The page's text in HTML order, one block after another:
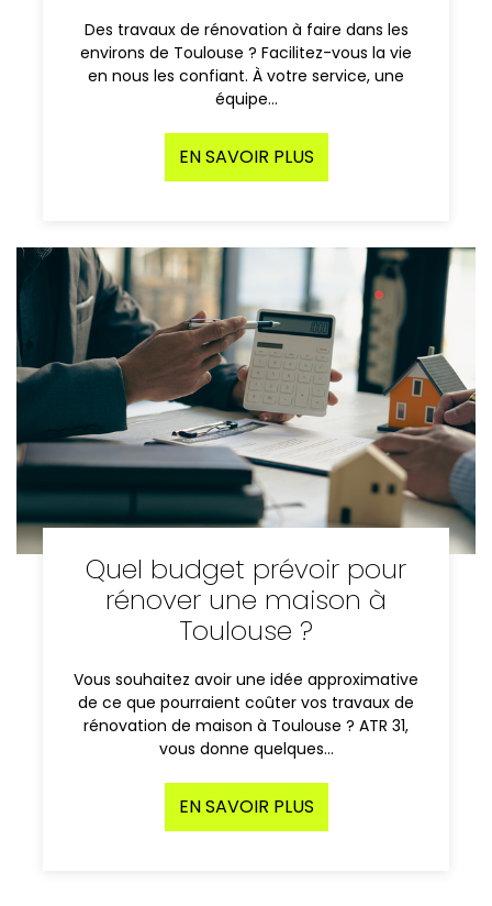
Des travaux de rénovation à faire dans les
environs de Toulouse ? Facilitez-vous la vie
en nous les confiant. À votre service, une
équipe…
EN SAVOIR PLUS
Quel budget prévoir pour
rénover une maison à
Toulouse ?
Vous souhaitez avoir une idée approximative
de ce que pourraient coûter vos travaux de
rénovation de maison à Toulouse ? ATR 31,
vous donne quelques…
EN SAVOIR PLUS